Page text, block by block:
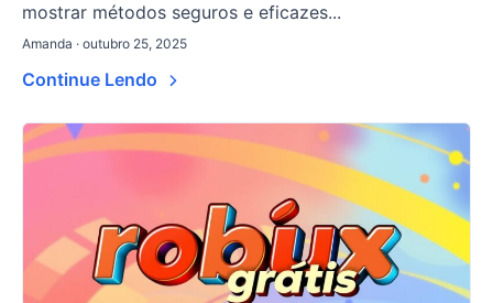
mostrar métodos seguros e eficazes...
Amanda · outubro 25, 2025
Continue Lendo